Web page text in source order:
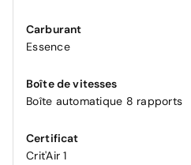
Carburant
Essence
Boîte de vitesses
Boîte automatique 8 rapports
Certificat
Crit'Air 1